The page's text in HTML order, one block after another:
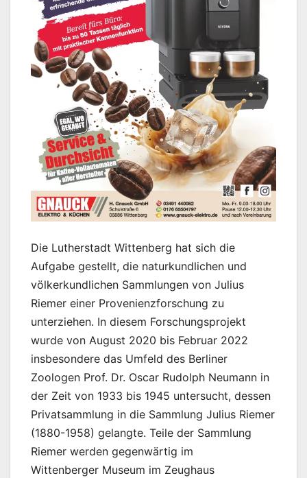
Die Lutherstadt Wittenberg hat sich die
Aufgabe gestellt, die naturkundlichen und
völkerkundlichen Sammlungen von Julius
Riemer einer Provenienzforschung zu
unterziehen. In diesem Forschungsprojekt
wurde von August 2020 bis Februar 2022
insbesondere das Umfeld des Berliner
Zoologen Prof. Dr. Oscar Rudolph Neumann in
der Zeit von 1933 bis 1945 untersucht, dessen
Privatsammlung in die Sammlung Julius Riemer
(1880-1958) gelangte. Teile der Sammlung
Riemer werden gegenwärtig im
Wittenberger Museum im Zeughaus